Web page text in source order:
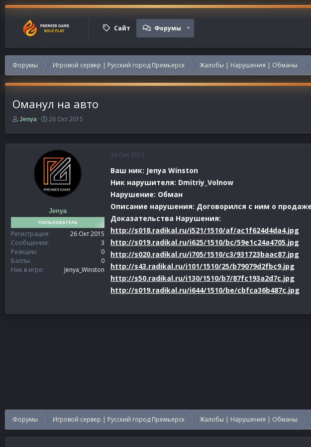
Сайт Форумы
Форумы Игровой сервер | Русский город Премьерск Жалобы | Нарушения | Обманы
Оманул на авто
А
т
о
Jenya
Д
т
а
н
а
ч
а
л
26 Окт 2015
Jenya
ПОЛЬЗОВАТЕЛЬ
Регистрация
26 Окт 2015
Сообщения
3
Реакции
0
Баллы
0
Ник в игре
Jenya_Winston
26 Окт 2015
Ваш ник: Jenya Winston
Ник нарушителя: Dmitriy_Volnow
Нарушение: Обман
Описание нарушения: Договорился с ним о
Доказательства Нарушения:
http://s018.radikal.ru/i521/1510/af/ac1f624d4da4.jpg
http://s019.radikal.ru/i625/1510/bc/59e1c24a4705.jpg
http://s020.radikal.ru/i705/1510/c3/931723baac87.jpg
http://s43.radikal.ru/i101/1510/25/b79079d2fbc9.jpg
http://s50.radikal.ru/i130/1510/b7/87fc193a2d7c.jpg
http://s019.radikal.ru/i644/1510/be/cbfca36b487c.jpg
Форумы Игровой сервер | Русский город Премьерск Жалобы | Нарушения | Обманы